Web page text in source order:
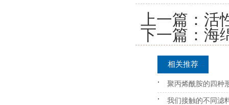
上一篇： 活
下一篇： 海
相关推荐
聚丙烯酰胺的四种
我们接触的不同滤